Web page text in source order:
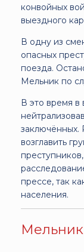
конвойных
выездного
В одну из
опасных
поезда.
Мельник по
В это время в
возглавить
прессе, так
населения.
Мельник